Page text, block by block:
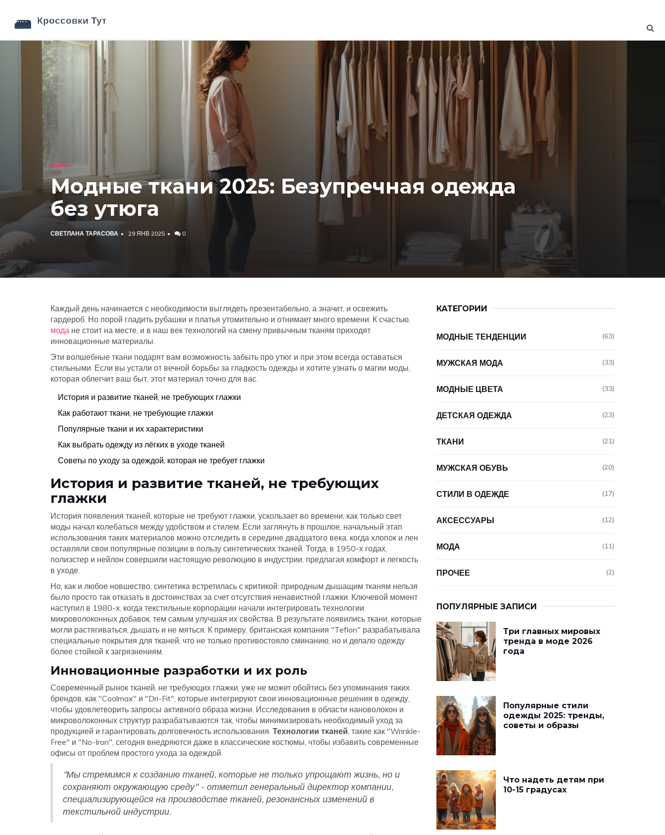
ТКАНИ
Модные ткани 2025: Безупречная одежда
без утюга
СВЕТЛАНА ТАРАСОВА 29 ЯНВ 2025 0
Каждый день начинается с необходимости выглядеть презентабельно, а значит, и освежить
гардероб. Но порой гладить рубашки и платья утомительно и отнимает много времени. К счастью,
мода не стоит на месте, и в наш век технологий на смену привычным тканям приходят
инновационные материалы.
Эти волшебные ткани подарят вам возможность забыть про утюг и при этом всегда оставаться
стильными. Если вы устали от вечной борьбы за гладкость одежды и хотите узнать о магии моды,
которая облегчит ваш быт, этот материал точно для вас.
История и развитие тканей, не требующих глажки
Как работают ткани, не требующие глажки
Популярные ткани и их характеристики
Как выбрать одежду из лёгких в уходе тканей
Советы по уходу за одеждой, которая не требует глажки
История и развитие тканей, не требующих
глажки
История появления тканей, которые не требуют глажки, ускользает во времени, как только свет
моды начал колебаться между удобством и стилем. Если заглянуть в прошлое, начальный этап
использования таких материалов можно отследить в середине двадцатого века, когда хлопок и лен
оставляли свои популярные позиции в пользу синтетических тканей. Тогда, в 1950-х годах,
полиэстер и нейлон совершили настоящую революцию в индустрии, предлагая комфорт и легкость
в уходе.
Но, как и любое новшество, синтетика встретилась с критикой: природным дышащим тканям нельзя
было просто так отказать в достоинствах за счет отсутствия ненавистной глажки. Ключевой момент
наступил в 1980-х, когда текстильные корпорации начали интегрировать технологии
микроволоконных добавок, тем самым улучшая их свойства. В результате появились ткани, которые
могли растягиваться, дышать и не мяться. К примеру, британская компания "Teflon" разрабатывала
специальные покрытия для тканей, что не только противостояло сминанию, но и делало одежду
более стойкой к загрязнениям.
Инновационные разработки и их роль
Современный рынок тканей, не требующих глажки, уже не может обойтись без упоминания таких
брендов, как "Coolmax" и "Dri-Fit", которые интегрируют свои инновационные решения в одежду,
чтобы удовлетворить запросы активного образа жизни. Исследования в области нановолокон и
микроволоконных структур разрабатываются так, чтобы минимизировать необходимый уход за
продукцией и гарантировать долговечность использования. Технологии тканей, такие как "Wrinkle-
Free" и "No-Iron", сегодня внедряются даже в классические костюмы, чтобы избавить современные
офисы от проблем простого ухода за одеждой.
"Мы стремимся к созданию тканей, которые не только упрощают жизнь, но и
сохраняют окружающую среду" - отметил генеральный директор компании,
специализирующейся на производстве тканей, резонансных изменений в
текстильной индустрии.
КАТЕГОРИИ
МОДНЫЕ ТЕНДЕНЦИИ (63)
МУЖСКАЯ МОДА (33)
МОДНЫЕ ЦВЕТА (33)
ДЕТСКАЯ ОДЕЖДА (23)
ТКАНИ (21)
МУЖСКАЯ ОБУВЬ (20)
СТИЛИ В ОДЕЖДЕ (17)
АКСЕССУАРЫ (12)
МОДА (11)
ПРОЧЕЕ (2)
ПОПУЛЯРНЫЕ ЗАПИСИ
Три главных мировых
тренда в моде 2026
года
Популярные стили
одежды 2025: тренды,
советы и образы
Что надеть детям при
10-15 градусах